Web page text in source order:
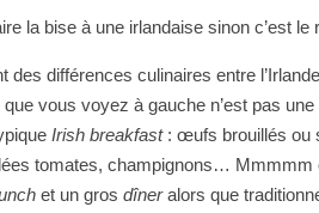
la bise à une irlandaise sinon c’est
des différences culinaires entre
vous voyez à gauche n’est pas
Irish breakfast: œufs brouillés ou
tomates, champignons… Mmmmm
et un gros dîneralors que